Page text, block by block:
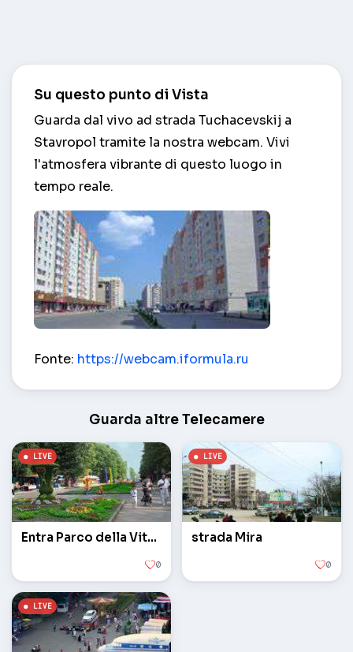
Su questo punto di Vista
Guarda dal vivo ad strada Tuchacevskij a
Stavropol tramite la nostra webcam. Vivi
l'atmosfera vibrante di questo luogo in
tempo reale.
Fonte: https://webcam.iformula.ru
Guarda altre Telecamere
Entra Parco della Vittoria
0
strada Mira
0